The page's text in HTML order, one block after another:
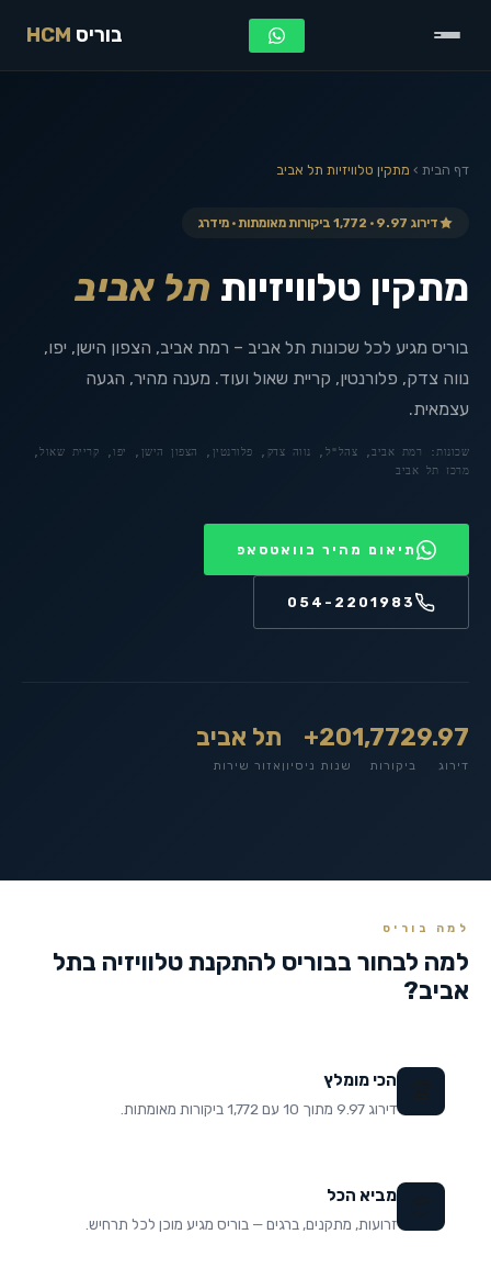
בוריס HCM
דף הבית › מתקין טלוויזיות תל אביב
דירוג 9.97 · 1,772 ביקורות מאומתות · מידרג
מתקין טלוויזיות תל אביב
בוריס מגיע לכל שכונות תל אביב – רמת אביב, הצפון הישן, יפו,
נווה צדק, פלורנטין, קריית שאול ועוד. מענה מהיר, הגעה
עצמאית.
שכונות: רמת אביב, צהל"ל, נווה צדק, פלורנטין, הצפון הישן, יפו, קריית שאול,
מרכז תל אביב
תיאום מהיר בוואטסאפ
054-2201983
9.97
דירוג
1,772
ביקורות
20+
שנות ניסיון
תל אביב
אזור שירות
למה בוריס
למה לבחור בבוריס להתקנת טלוויזיה בתל
אביב?
הכי מומלץ
דירוג 9.97 מתוך 10 עם 1,772 ביקורות מאומתות.
מביא הכל
זרועות, מתקנים, ברגים — בוריס מגיע מוכן לכל תרחיש.